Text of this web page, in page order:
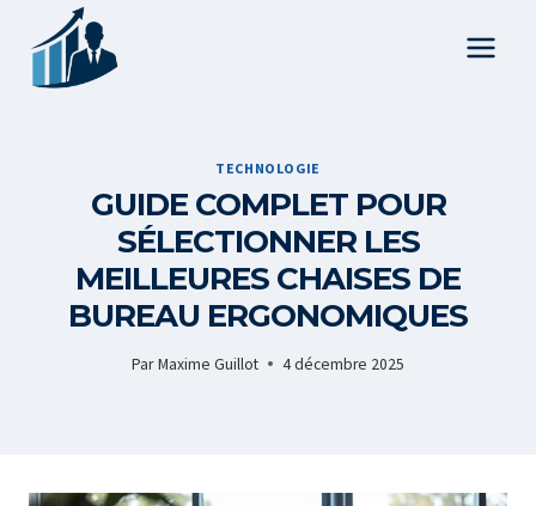
contenu
TECHNOLOGIE
GUIDE COMPLET POUR
SÉLECTIONNER LES
MEILLEURES CHAISES DE
BUREAU ERGONOMIQUES
Par Maxime Guillot 4 décembre 2025